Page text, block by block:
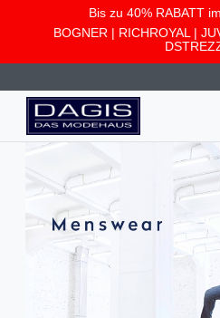
Bis zu 40% RABATT
BOGNER | RICHROYAL |